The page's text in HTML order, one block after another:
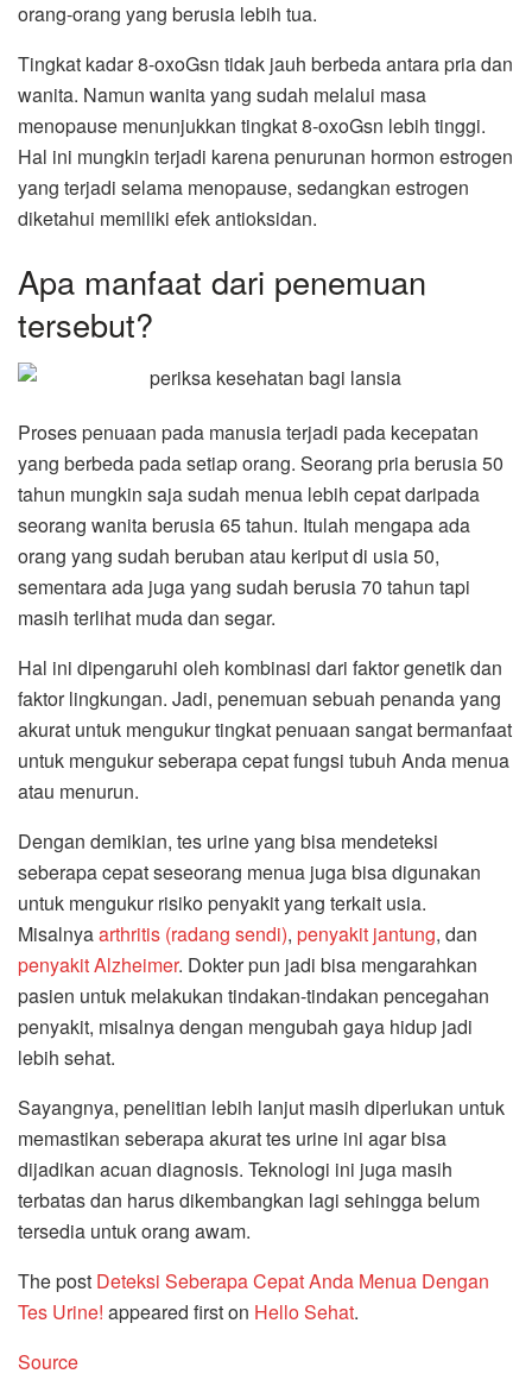
orang-orang yang berusia lebih tua.
Tingkat kadar 8-oxoGsn tidak jauh berbeda antara pria dan
wanita. Namun wanita yang sudah melalui masa
menopause menunjukkan tingkat 8-oxoGsn lebih tinggi.
Hal ini mungkin terjadi karena penurunan hormon estrogen
yang terjadi selama menopause, sedangkan estrogen
diketahui memiliki efek antioksidan.
Apa manfaat dari penemuan
tersebut?
Proses penuaan pada manusia terjadi pada kecepatan
yang berbeda pada setiap orang. Seorang pria berusia 50
tahun mungkin saja sudah menua lebih cepat daripada
seorang wanita berusia 65 tahun. Itulah mengapa ada
orang yang sudah beruban atau keriput di usia 50,
sementara ada juga yang sudah berusia 70 tahun tapi
masih terlihat muda dan segar.
Hal ini dipengaruhi oleh kombinasi dari faktor genetik dan
faktor lingkungan. Jadi, penemuan sebuah penanda yang
akurat untuk mengukur tingkat penuaan sangat bermanfaat
untuk mengukur seberapa cepat fungsi tubuh Anda menua
atau menurun.
Dengan demikian, tes urine yang bisa mendeteksi
seberapa cepat seseorang menua juga bisa digunakan
untuk mengukur risiko penyakit yang terkait usia.
Misalnyaarthritis (radang sendi), penyakit jantung, dan
penyakit Alzheimer. Dokter pun jadi bisa mengarahkan
pasien untuk melakukan tindakan-tindakan pencegahan
penyakit, misalnya dengan mengubah gaya hidup jadi
lebih sehat.
Sayangnya, penelitian lebih lanjut masih diperlukan untuk
memastikan seberapa akurat tes urine ini agar bisa
dijadikan acuan diagnosis. Teknologi ini juga masih
terbatas dan harus dikembangkan lagi sehingga belum
tersedia untuk orang awam.
The post Deteksi Seberapa Cepat Anda Menua Dengan
Tes Urine! appeared first on Hello Sehat.
Source